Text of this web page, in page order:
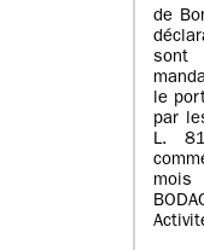
de
le
par
L.
mois